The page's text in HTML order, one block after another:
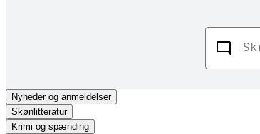
Nyhederog anmeldelser
Skønlitteratur
Krimi og spænding